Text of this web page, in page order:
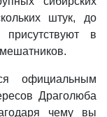
штук, до
присутствуют в
официальным
Драголюба
чему вы